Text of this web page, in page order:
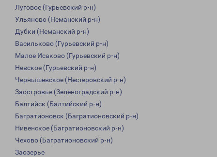
Луговое (Гурьевский р-н)
Ульяново (Неманский р-н)
Дубки (Неманский р-н)
Васильково (Гурьевский р-н)
Малое Исаково (Гурьевский р-н)
Невское (Гурьевский р-н)
Чернышевское (Нестеровский р-н)
Заостровье (Зеленоградский р-н)
Балтийск (Балтийский р-н)
Багратионовск (Багратионовский р-н)
Нивенское (Багратионовский р-н)
Чехово (Багратионовский р-н)
Заозерье